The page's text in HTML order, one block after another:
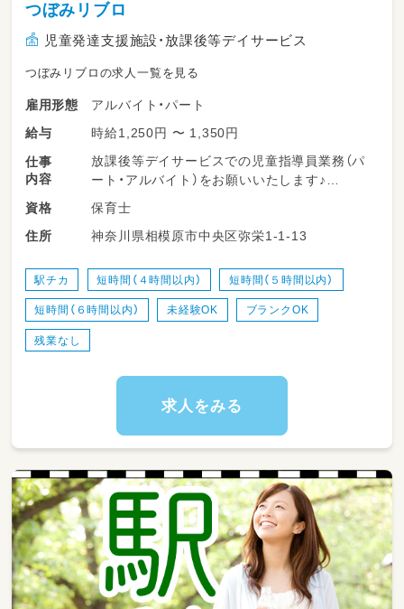
つぼみリブロ
児童発達支援施設・放課後等デイサービス
つぼみリブロの求人一覧を見る
雇用形態
アルバイト・パート
給与
時給1,250円 〜 1,350円
仕事
内容
放課後等デイサービスでの児童指導員業務（パ
ート・アルバイト）をお願いいたします♪
☆来所した子どもたちのお出迎え＆笑顔でのご
あいさつ！
あげる個別学習支援◎
☆本やタブレットを使った調べ学習・グループ
ワークのサポート☆彡
★子どもたちの成長の様子や日々の活動記録の
記入◎
☆安全な送迎時の添乗サポート（運転できる方
★正社員スタッフのお手伝いや活動の補助
1事業所8名体制の手厚い配置なので、焦らずゆ
ったりサポートできます◎
など
資格
保育士
住所
神奈川県相模原市中央区弥栄1-1-13
駅チカ 短時間（４時間以内） 短時間（５時間以内）
短時間（６時間以内） 未経験OK ブランクOK
残業なし
求人をみる